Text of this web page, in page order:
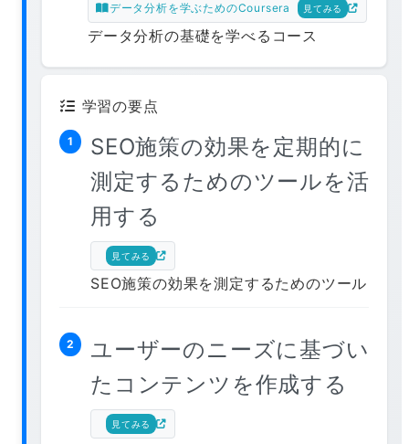
データ分析を学ぶためのCoursera 見てみる
データ分析の基礎を学べるコース
学習の要点
1
SEO施策の効果を定期的に
測定するためのツールを活
用する
見てみる
SEO施策の効果を測定するためのツール
2
ユーザーのニーズに基づい
たコンテンツを作成する
見てみる